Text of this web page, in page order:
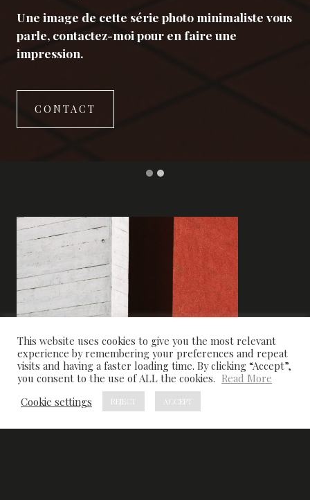
Une image de cette série photo minimaliste vous
parle, contactez-moi pour en faire une
impression.
CONTACT
This website uses cookies to give you the most relevant
experience by remembering your preferences and repeat
visits and having a faster loading time. By clicking “Accept”,
you consent to the use of ALL the cookies. Read More
Cookie settings
REJECT ACCEPT